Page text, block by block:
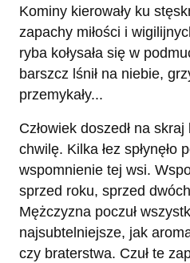
Kominy kierowały ku
zapachy miłości i
ryba kołysała się w
barszcz lśnił na niebie,
przemykały...
Człowiek doszedł na
chwilę. Kilka łez spłynęło
wspomnienie tej wsi.
sprzed roku, sprzed
Mężczyzna poczuł
najsubtelniejsze, jak
czy braterstwa. Czuł te